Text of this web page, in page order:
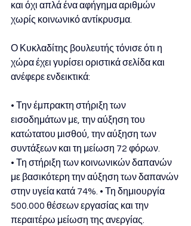
και όχι απλά ένα αφήγημα αριθμών
χωρίς κοινωνικό αντίκρυσμα.
Ο Κυκλαδίτης βουλευτής τόνισε ότι η
χώρα έχει γυρίσει οριστικά σελίδα και
ανέφερε ενδεικτικά:
• Την έμπρακτη στήριξη των
εισοδημάτων με, την αύξηση του
κατώτατου μισθού, την αύξηση των
συντάξεων και τη μείωση 72 φόρων.
• Τη στήριξη των κοινωνικών δαπανών
με βασικότερη την αύξηση των δαπανών
στην υγεία κατά 74%. • Τη δημιουργία
500.000 θέσεων εργασίας και την
περαιτέρω μείωση της ανεργίας.